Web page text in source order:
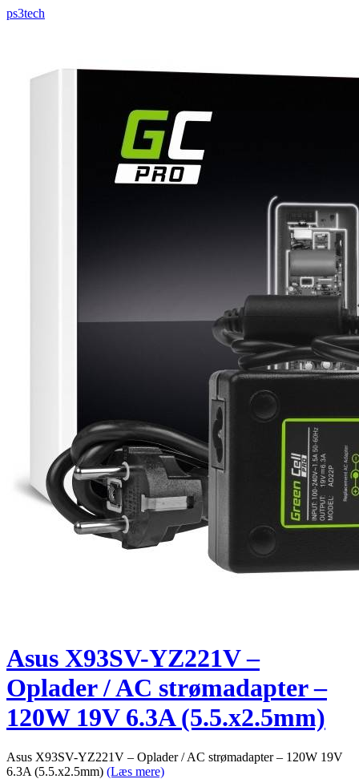
ps3tech
Asus X93SV-YZ221V –
Oplader / AC strømadapter –
120W 19V 6.3A (5.5.x2.5mm)
Asus X93SV-YZ221V – Oplader / AC strømadapter – 120W 19V
6.3A (5.5.x2.5mm) (Læs mere)